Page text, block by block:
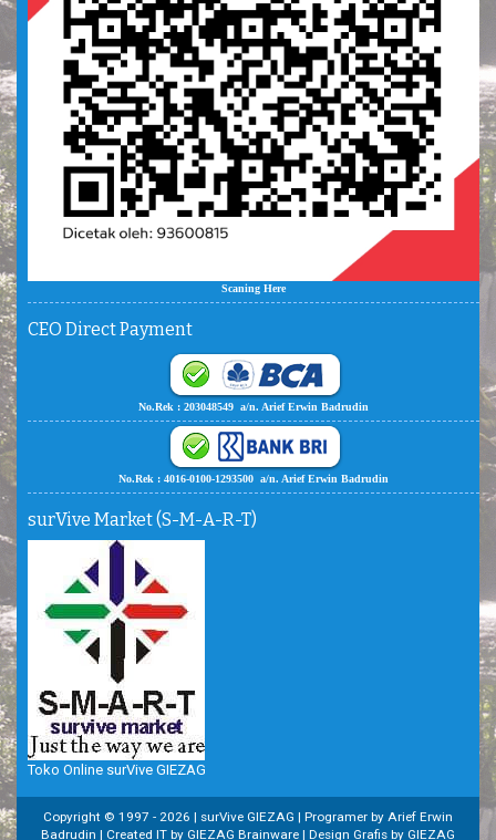
Scaning Here
CEO Direct Payment
No.Rek : 203048549 a/n. Arief Erwin Badrudin
No.Rek : 4016-0100-1293500 a/n. Arief Erwin Badrudin
surVive Market (S-M-A-R-T)
Toko Online surVive GIEZAG
Copyright © 1997 - 2026 | surVive GIEZAG | Programer by Arief Erwin
Badrudin | Created IT by GIEZAG Brainware | Design Grafis by GIEZAG